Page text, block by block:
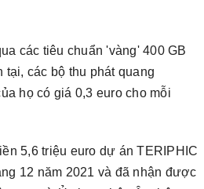
các tiêu chuẩn 'vàng' 400 GB
các bộ thu phát quang
họ có giá 0,3 euro cho mỗi
5,6 triệu euro dự án TERIPHIC
12 năm 2021 và đã nhận được